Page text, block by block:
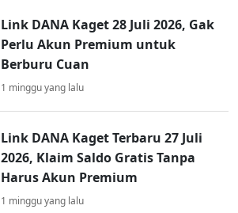
Link DANA Kaget 28 Juli 2026, Gak
Perlu Akun Premium untuk
Berburu Cuan
1 minggu yang lalu
Link DANA Kaget Terbaru 27 Juli
2026, Klaim Saldo Gratis Tanpa
Harus Akun Premium
1 minggu yang lalu